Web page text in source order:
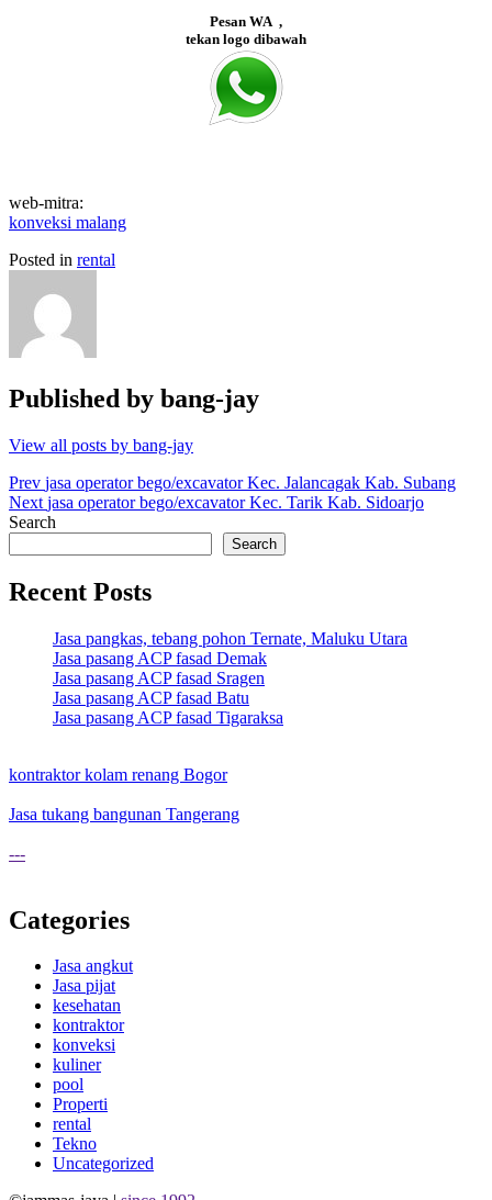
Pesan WA ,
tekan logo dibawah
web-mitra:
konveksi malang
Posted in rental
Published by bang-jay
View all posts by bang-jay
Post
navigation
Prev jasa operator bego/excavator Kec. Jalancagak Kab. Subang
Next jasa operator bego/excavator Kec. Tarik Kab. Sidoarjo
Search
Search
Recent Posts
Jasa pangkas, tebang pohon Ternate, Maluku Utara
Jasa pasang ACP fasad Demak
Jasa pasang ACP fasad Sragen
Jasa pasang ACP fasad Batu
Jasa pasang ACP fasad Tigaraksa
kontraktor kolam renang Bogor
Jasa tukang bangunan Tangerang
---
Categories
Jasa angkut
Jasa pijat
kesehatan
kontraktor
konveksi
kuliner
pool
Properti
rental
Tekno
Uncategorized